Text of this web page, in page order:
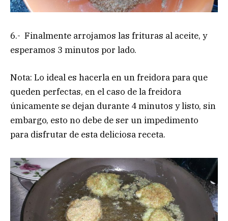
6.- Finalmente arrojamos las frituras al aceite, y
esperamos 3 minutos por lado.
Nota: Lo ideal es hacerla en un freidora para que
queden perfectas, en el caso de la freidora
únicamente se dejan durante 4 minutos y listo, sin
embargo, esto no debe de ser un impedimento
para disfrutar de esta deliciosa receta.